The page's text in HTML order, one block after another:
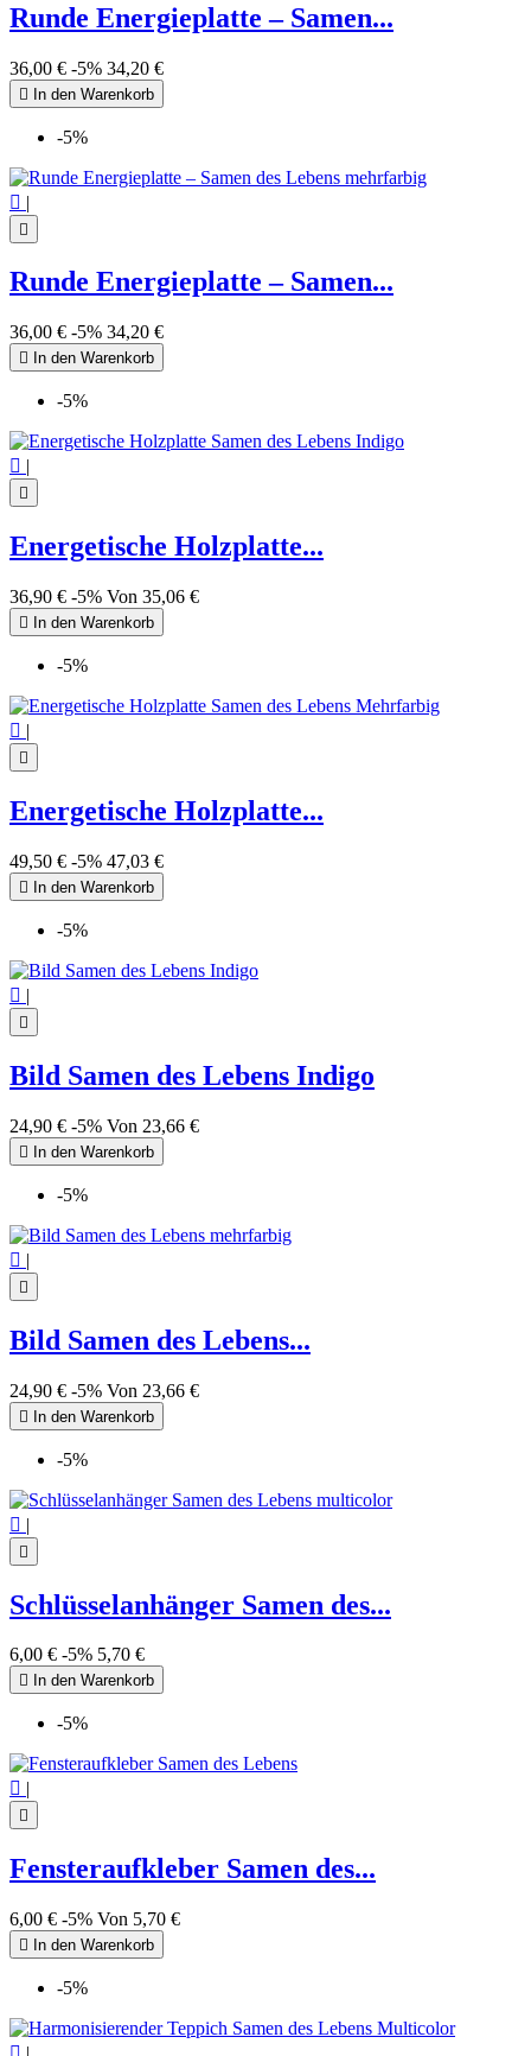
Runde Energieplatte – Samen...
36,00 € -5% 34,20 €
 In den Warenkorb
-5%
 |

Runde Energieplatte – Samen...
36,00 € -5% 34,20 €
 In den Warenkorb
-5%
 |

Energetische Holzplatte...
36,90 € -5% Von 35,06 €
 In den Warenkorb
-5%
 |

Energetische Holzplatte...
49,50 € -5% 47,03 €
 In den Warenkorb
-5%
 |

Bild Samen des Lebens Indigo
24,90 € -5% Von 23,66 €
 In den Warenkorb
-5%
 |

Bild Samen des Lebens...
24,90 € -5% Von 23,66 €
 In den Warenkorb
-5%
 |

Schlüsselanhänger Samen des...
6,00 € -5% 5,70 €
 In den Warenkorb
-5%


Fensteraufkleber Samen des...
6,00 € -5% Von 5,70 €
 In den Warenkorb
-5%